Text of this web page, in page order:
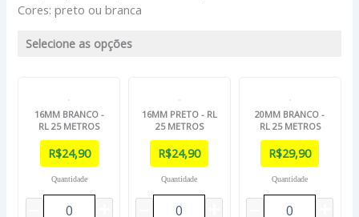
Cores: preto ou branca
Selecione as opções
16MM BRANCO -
RL 25 METROS
R$24,90
Quantidade
16MM PRETO - RL
25 METROS
R$24,90
Quantidade
20MM BRANCO -
RL 25 METROS
R$29,90
Quantidade